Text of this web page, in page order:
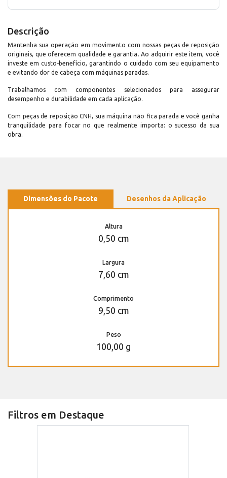
Descrição
Mantenha sua operação em movimento com nossas peças de reposição
originais, que oferecem qualidade e garantia. Ao adquirir este item, você
investe em custo-benefício, garantindo o cuidado com seu equipamento
e evitando dor de cabeça com máquinas paradas.
Trabalhamos com componentes selecionados para assegurar
desempenho e durabilidade em cada aplicação.
Com peças de reposição CNH, sua máquina não fica parada e você ganha
tranquilidade para focar no que realmente importa: o sucesso da sua
obra.
Dimensões do Pacote Desenhos da Aplicação
Altura
0,50 cm
Largura
7,60 cm
Comprimento
9,50 cm
Peso
100,00 g
Filtros em Destaque